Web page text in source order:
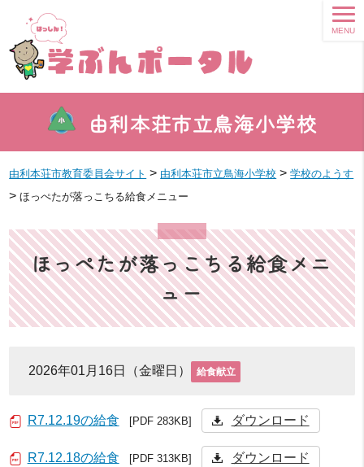
由利本荘市立鳥海小学校
MENU
由利本荘市教育委員会サイト > 由利本荘市立鳥海小学校 >学校のようす
>ほっぺたが落っこちる給食メニュー
ほっぺたが落っこちる給食メニ
ュー
2026年01月16日（金曜日） 給食献立
R7.12.19の給食 [PDF 283KB] ダウンロード
R7.12.18の給食 [PDF 313KB] ダウンロード